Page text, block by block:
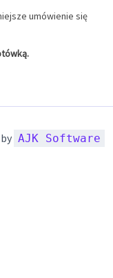
umówienie się
AJK Software